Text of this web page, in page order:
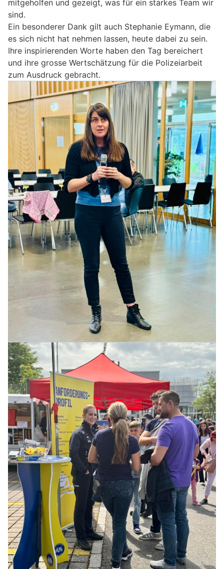
mitgeholfen und gezeigt, was für ein starkes Team wir
sind.
Ein besonderer Dank gilt auch Stephanie Eymann, die
es sich nicht hat nehmen lassen, heute dabei zu sein.
Ihre inspirierenden Worte haben den Tag bereichert
und ihre grosse Wertschätzung für die Polizeiarbeit
zum Ausdruck gebracht.